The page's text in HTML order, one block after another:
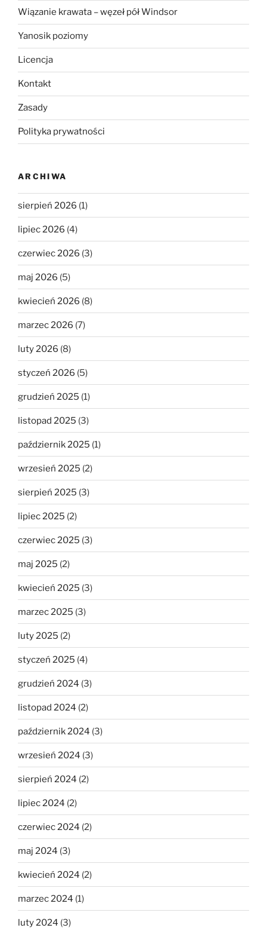
Wiązanie krawata – węzeł pół Windsor
Yanosik poziomy
Licencja
Kontakt
Zasady
Polityka prywatności
ARCHIWA
sierpień 2026 (1)
lipiec 2026 (4)
czerwiec 2026 (3)
maj 2026 (5)
kwiecień 2026 (8)
marzec 2026 (7)
luty 2026 (8)
styczeń 2026 (5)
grudzień 2025 (1)
listopad 2025 (3)
październik 2025 (1)
wrzesień 2025 (2)
sierpień 2025 (3)
lipiec 2025 (2)
czerwiec 2025 (3)
maj 2025 (2)
kwiecień 2025 (3)
marzec 2025 (3)
luty 2025 (2)
styczeń 2025 (4)
grudzień 2024 (3)
listopad 2024 (2)
październik 2024 (3)
wrzesień 2024 (3)
sierpień 2024 (2)
lipiec 2024 (2)
czerwiec 2024 (2)
maj 2024 (3)
kwiecień 2024 (2)
marzec 2024 (1)
luty 2024 (3)